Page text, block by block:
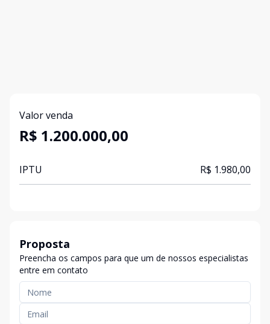
Valor venda
R$ 1.200.000,00
IPTU R$ 1.980,00
Proposta
Preencha os campos para que um de nossos especialistas
entre em contato